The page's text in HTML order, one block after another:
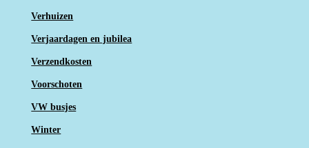
Verhuizen
Verjaardagen en jubilea
Verzendkosten
Voorschoten
VW busjes
Winter